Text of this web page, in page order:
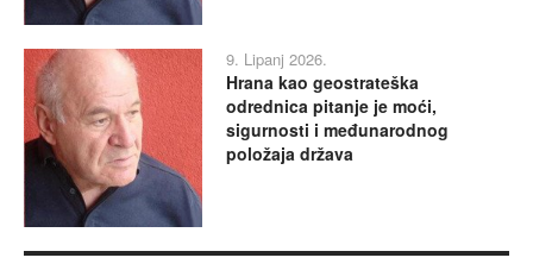
9. Lipanj 2026.
Hrana kao geostrateška
odrednica pitanje je moći,
sigurnosti i međunarodnog
položaja država